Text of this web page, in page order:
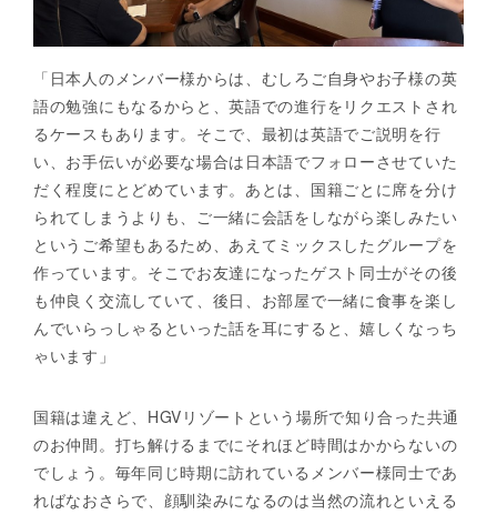
「日本人のメンバー様からは、むしろご自身やお子様の英
語の勉強にもなるからと、英語での進行をリクエストされ
るケースもあります。そこで、最初は英語でご説明を行
い、お手伝いが必要な場合は日本語でフォローさせていた
だく程度にとどめています。あとは、国籍ごとに席を分け
られてしまうよりも、ご一緒に会話をしながら楽しみたい
というご希望もあるため、あえてミックスしたグループを
作っています。そこでお友達になったゲスト同士がその後
も仲良く交流していて、後日、お部屋で一緒に食事を楽し
んでいらっしゃるといった話を耳にすると、嬉しくなっち
ゃいます」
国籍は違えど、HGVリゾートという場所で知り合った共通
のお仲間。打ち解けるまでにそれほど時間はかからないの
でしょう。毎年同じ時期に訪れているメンバー様同士であ
ればなおさらで、顔馴染みになるのは当然の流れといえる